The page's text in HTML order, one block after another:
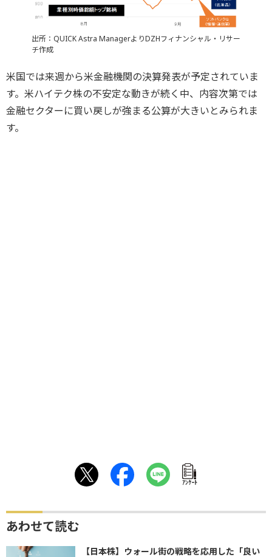
出所：QUICK Astra ManagerよりDZHフィナンシャル・リサー
チ作成
米国では来週から米金融機関の決算発表が予定されていま
す。米ハイテク株の不安定な動きが続く中、内容次第では
金融セクターに買い戻しが強まる公算が大きいとみられま
す。
ｱﾝｹｰﾄ
あわせて読む
【日本株】ウォール街の戦略を応用した「良い